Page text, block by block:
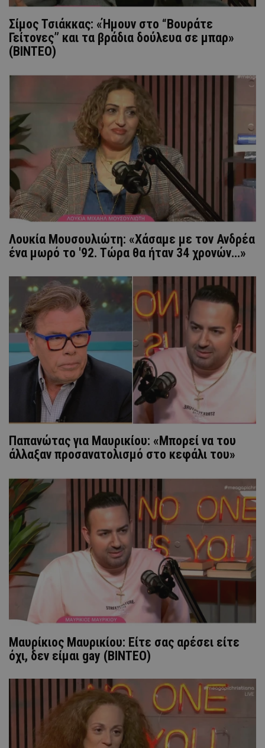
Σίμος Τσιάκκας: «Ήμουν στο “Βουράτε
Γείτονες” και τα βράδια δούλευα σε μπαρ»
(ΒΙΝΤΕΟ)
Λουκία Μουσουλιώτη: «Xάσαμε με τον Ανδρέα
ένα μωρό το '92. Τώρα θα ήταν 34 χρονών...»
Παπανώτας για Μαυρικίου: «Μπορεί να του
άλλαξαν προσανατολισμό στο κεφάλι του»
Μαυρίκιος Μαυρικίου: Είτε σας αρέσει είτε
όχι, δεν είμαι gay (ΒΙΝΤΕΟ)